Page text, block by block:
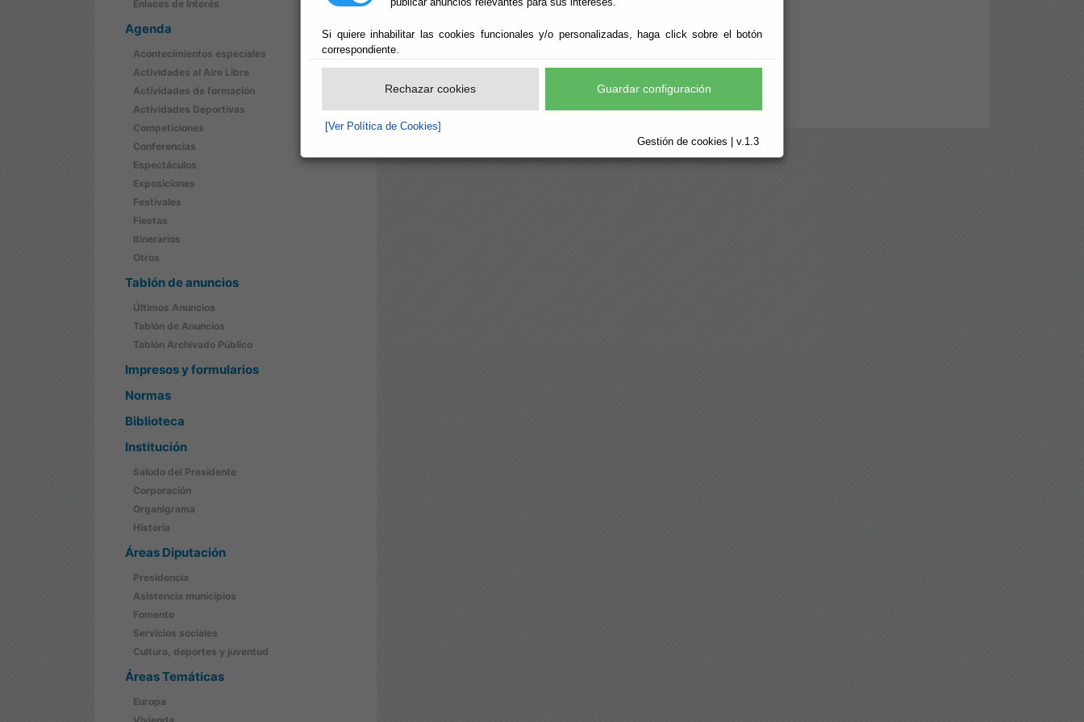
Si quiere inhabilitar las cookies funcionales y/o personalizadas, haga click sobre el botón
correspondiente.
Rechazar cookies Guardar configuración
[Ver Política de Cookies]
Gestión de cookies | v.1.3
Enlaces de Interés
Agenda
Acontecimientos especiales
Actividades al Aire Libre
Actividades de formación
Actividades Deportivas
Competiciones
Conferencias
Espectáculos
Exposiciones
Festivales
Fiestas
Itinerarios
Otros
Tablón de anuncios
Últimos Anuncios
Tablón de Anuncios
Tablón Archivado Público
Impresos y formularios
Normas
Biblioteca
Institución
Saludo del Presidente
Corporación
Organigrama
Historia
Áreas Diputación
Presidencia
Asistencia municipios
Fomento
Servicios sociales
Cultura, deportes y juventud
Áreas Temáticas
Europa
Segundo Trimestre